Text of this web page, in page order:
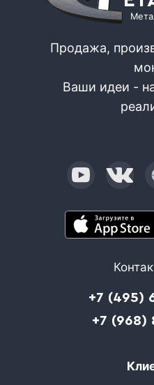
Продажа,
Ваши идеи -
+7 (495)
+7 (968)